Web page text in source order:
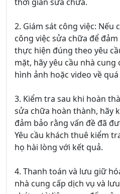
2. Giám sát công việc: Nếu
công việc sửa chữa để
thực hiện đúng theo yêu
mặt, hãy yêu cầu nhà cung
hình ảnh hoặc video về
3. Kiểm tra sau khi hoàn
sửa chữa hoàn thành, hãy
đảm bảo rằng vấn đề đã
Yêu cầu khách thuê kiểm
họ hài lòng với kết quả.
4. Thanh toán và lưu giữ
nhà cung cấp dịch vụ và